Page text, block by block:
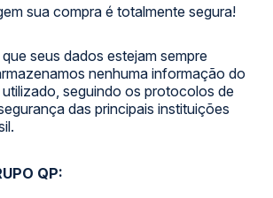
sua compra é totalmente segura!
seus dados estejam sempre
nenhuma informação do
seguindo os protocolos de
das principais instituições
QP: